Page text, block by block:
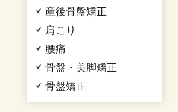
産後骨盤矯正
肩こり
腰痛
骨盤・美脚矯正
骨盤矯正